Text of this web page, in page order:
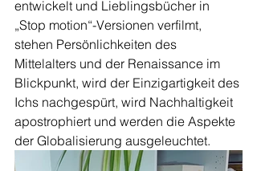
entwickelt und Lieblingsbücher in
„Stop motion“-Versionen verfilmt,
stehen Persönlichkeiten des
Mittelalters und der Renaissance im
Blickpunkt, wird der Einzigartigkeit des
Ichs nachgespürt, wird Nachhaltigkeit
apostrophiert und werden die Aspekte
der Globalisierung ausgeleuchtet.